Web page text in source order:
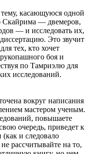
касающуюся одной
Скайрима — двемеров,
— и исследовать их,
Это звучит
тех, кто хочет
боя и
по Тамриэлю для
исследований.
вокруг написания
мастером ученым.
повышаете
очередь, приведет к
и следовало
рассчитывайте на то,